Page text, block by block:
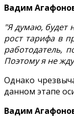
Вадим
"Я думаю, будет
рост тарифа в
работодатель,
Поэтому я не
Однако
данном этапе
Вадим